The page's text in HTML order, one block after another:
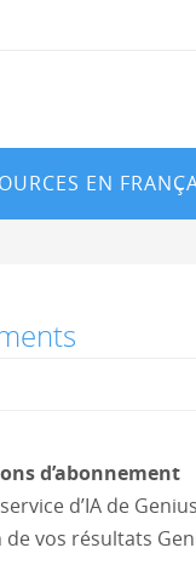
EN
d’abonnement
d’IA de
vos résultats